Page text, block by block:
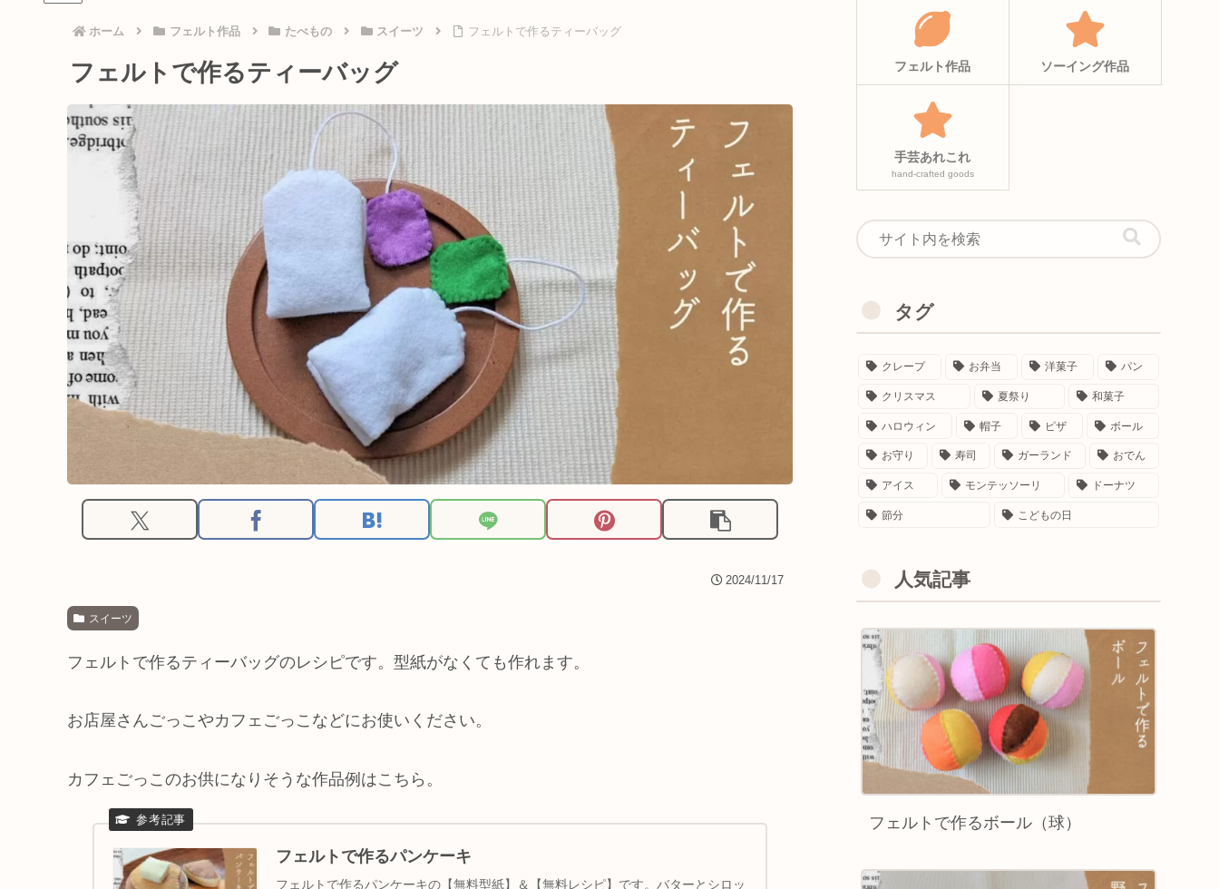
ホーム フェルト作品 たべもの スイーツ フェルトで作るティーバッグ
フェルトで作るティーバッグ
2024/11/17
スイーツ
フェルトで作るティーバッグのレシピです。型紙がなくても作れます。
お店屋さんごっこやカフェごっこなどにお使いください。
カフェごっこのお供になりそうな作品例はこちら。
フェルトで作るパンケーキ
フェルトで作るパンケーキの【無料型紙】＆【無料レシピ】です。バターとシロッ
フェルト作品 ソーイング作品
手芸あれこれ
hand-crafted goods
タグ
クレープ お弁当 洋菓子 パン
クリスマス 夏祭り 和菓子
ハロウィン 帽子 ピザ ボール
お守り 寿司 ガーランド おでん
アイス モンテッソーリ ドーナツ
節分 こどもの日
人気記事
フェルトで作るボール（球）